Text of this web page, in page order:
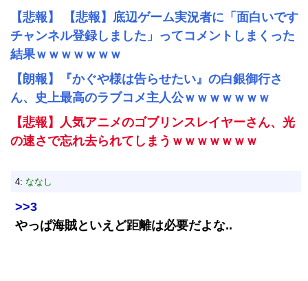
【悲報】 【悲報】底辺ゲーム実況者に「面白いです
チャンネル登録しました」ってコメントしまくった
結果ｗｗｗｗｗｗｗ
【朗報】『かぐや様は告らせたい』の白銀御行さ
ん、史上最高のラブコメ主人公ｗｗｗｗｗｗｗ
【悲報】人気アニメのゴブリンスレイヤーさん、光
の速さで忘れ去られてしまうｗｗｗｗｗｗｗ
4: ななし
>>3
やっぱ海賊といえど距離は必要だよな..